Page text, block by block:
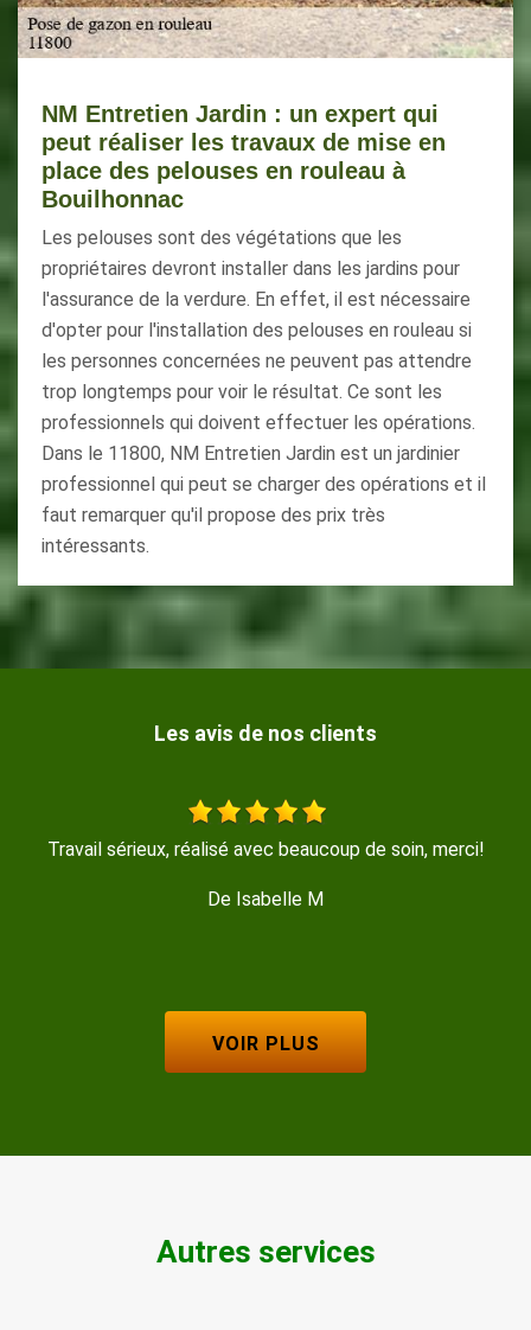
NM Entretien Jardin : un expert qui
peut réaliser les travaux de mise en
place des pelouses en rouleau à
Bouilhonnac
Les pelouses sont des végétations que les
propriétaires devront installer dans les jardins pour
l'assurance de la verdure. En effet, il est nécessaire
d'opter pour l'installation des pelouses en rouleau si
les personnes concernées ne peuvent pas attendre
trop longtemps pour voir le résultat. Ce sont les
professionnels qui doivent effectuer les opérations.
Dans le 11800, NM Entretien Jardin est un jardinier
professionnel qui peut se charger des opérations et il
faut remarquer qu'il propose des prix très
intéressants.
Les avis de nos clients
sérieux, réalisé avec beaucoup de soin, merci!
De Isabelle M
VOIR PLUS
Autres services